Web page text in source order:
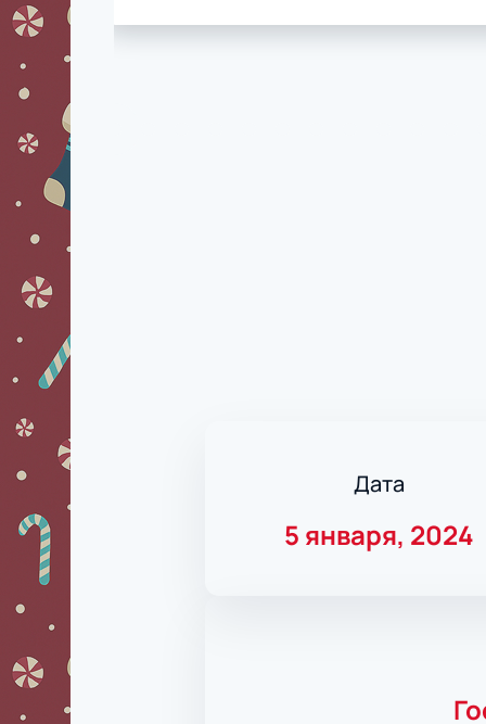
Дата
5 января, 2024